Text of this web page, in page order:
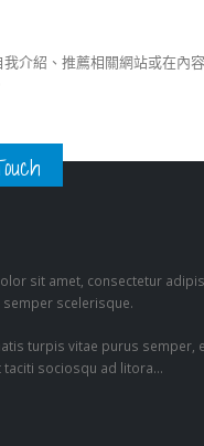
介紹、推薦相關網站或在內
sit amet, consectetur
turpis vitae purus semper,
sociosqu ad litora…